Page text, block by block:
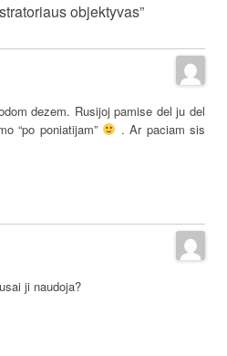
objektyvas”
dezem. Rusijoj pamise del ju del
“po poniatijam”
. Ar paciam sis
ji naudoja?